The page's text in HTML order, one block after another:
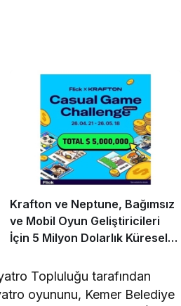
Krafton ve Neptune, Bağımsız
ve Mobil Oyun Geliştiricileri
İçin 5 Milyon Dolarlık Küresel
Topluluğu tarafından
oyununu, Kemer Belediye